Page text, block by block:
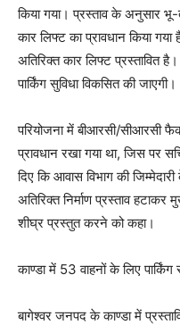
किया गया। प्रस्ताव के अनुसार
कार लिफ्ट का प्रावधान किया
अतिरिक्त कार लिफ्ट प्रस्तावित
पार्किंग सुविधा विकसित की जाएगी।
परियोजना में बीआरसी/सीआरसी
प्रावधान रखा गया था, जिस पर
दिए कि आवास विभाग की
अतिरिक्त निर्माण प्रस्ताव
शीघ्र प्रस्तुत करने को कहा।
काण्डा में 53 वाहनों के लिए पार्किंग
बागेश्वर जनपद के काण्डा में